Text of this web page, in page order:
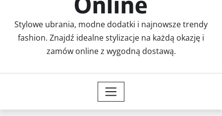
Stylowe ubrania, modne dodatki i najnowsze trendy
fashion. Znajdź idealne stylizacje na każdą okazję i
zamów online z wygodną dostawą.